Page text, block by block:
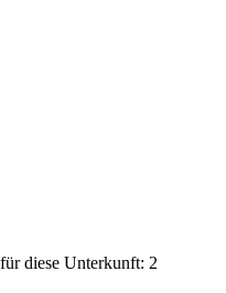
diese Unterkunft: 2